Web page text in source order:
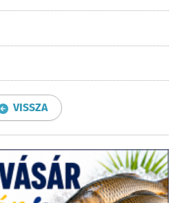
VISSZA